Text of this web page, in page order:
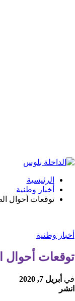
الرئيسية
أخبار وطنية
توقعات أحوال
أخبار وطنية
توقعات أحوال
في أبريل 7, 2020
انشر